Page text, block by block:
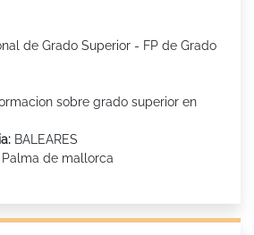
de Grado Superior - FP de Grado
sobre grado superior en
BALEARES
Palma de mallorca